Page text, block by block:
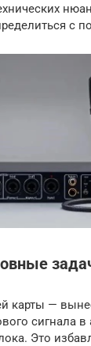
с
карты —
сигнала
Это